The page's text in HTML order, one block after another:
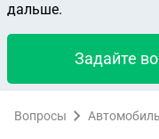
дальше.
Задайте
Вопросы